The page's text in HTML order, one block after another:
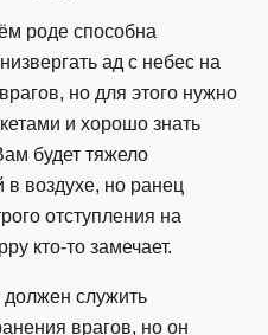
роде способна
ад с небес на
но для этого нужно
и хорошо знать
будет тяжело
в воздухе, но ранец
отступления на
кто-то замечает.
должен служить
врагов, но он